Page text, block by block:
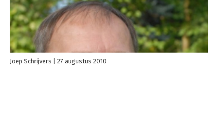
Joep Schrijvers 27 augustus 2010